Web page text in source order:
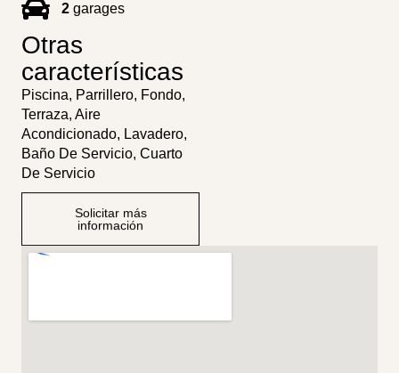
2 garages
Otras
características
Piscina, Parrillero, Fondo,
Terraza, Aire
Acondicionado, Lavadero,
Baño De Servicio, Cuarto
De Servicio
Solicitar más
información